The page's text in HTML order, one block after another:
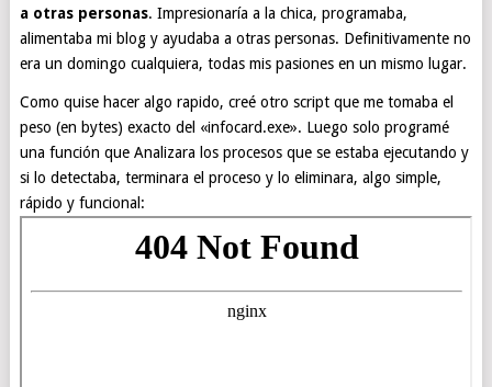
a otras personas. Impresionaría a la chica, programaba,
alimentaba mi blog y ayudaba a otras personas. Definitivamente no
era un domingo cualquiera, todas mis pasiones en un mismo lugar.
Como quise hacer algo rapido, creé otro script que me tomaba el
peso (en bytes) exacto del «infocard.exe». Luego solo programé
una función que Analizara los procesos que se estaba ejecutando y
si lo detectaba, terminara el proceso y lo eliminara, algo simple,
rápido y funcional: